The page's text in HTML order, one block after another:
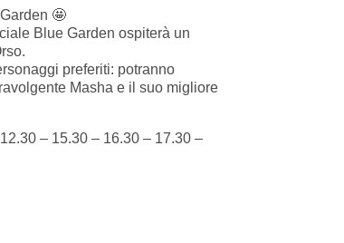
🤩
Blue Garden ospiterà un
preferiti: potranno
Masha e il suo migliore
– 15.30 – 16.30 – 17.30 –